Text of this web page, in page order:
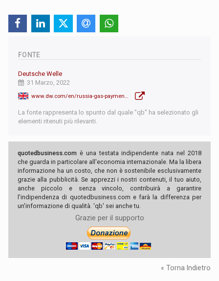
FONTE
Deutsche Welle
31 Marzo, 2022
La fonte rappresenta lo spunto dal quale "qb" ha selezionato gli
elementi ritenuti più rilevanti.
quotedbusiness.com è una testata indipendente nata nel 2018
che guarda in particolare all'economia internazionale. Ma la libera
informazione ha un costo, che non è sostenibile esclusivamente
grazie alla pubblicità. Se apprezzi i nostri contenuti, il tuo aiuto,
anche piccolo e senza vincolo, contribuirà a garantire
l'indipendenza di quotedbusiness.com e farà la differenza per
un'informazione di qualità. 'qb' sei anche tu.
Grazie per il supporto
« Torna Indietro